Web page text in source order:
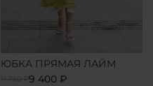
ЮБКА ПРЯМАЯ ЛАЙМ
11 750 ₽9 400 ₽